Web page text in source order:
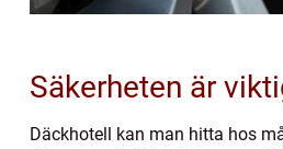
Säkerheten är
Däckhotell kan man hitta hos